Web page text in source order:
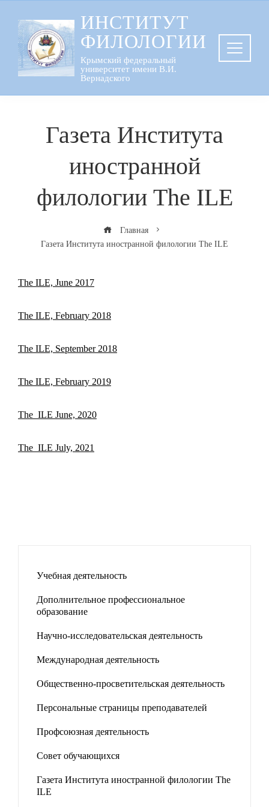
содержанию
ИНСТИТУТ
ФИЛОЛОГИИ
Крымский федеральный
университет имени В.И.
Вернадского
Газета Института
иностранной
филологии The ILE
Главная
Газета Института иностранной филологии The ILE
The ILE, June 2017
The ILE, February 2018
The ILE, September 2018
The ILE, February 2019
The_ILE June, 2020
The_ILE July, 2021
Учебная деятельность
Дополнительное профессиональное
образование
Научно-исследовательская деятельность
Международная деятельность
Общественно-просветительская деятельность
Персональные страницы преподавателей
Профсоюзная деятельность
Совет обучающихся
Газета Института иностранной филологии The
ILE